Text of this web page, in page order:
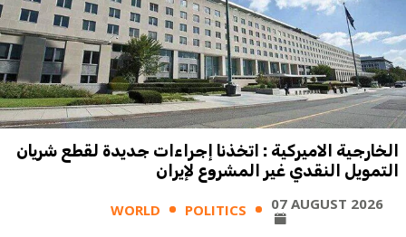
الخارجية الاميركية : اتخذنا إجراءات جديدة لقطع شريان
التمويل النقدي غير المشروع لإيران
WORLD POLITICS 07 AUGUST 2026